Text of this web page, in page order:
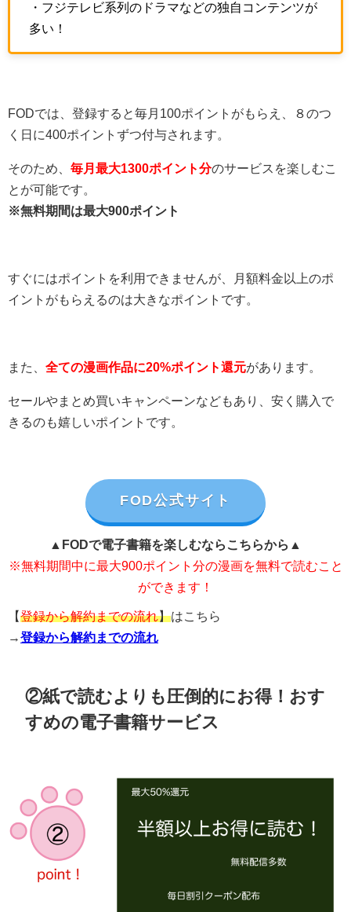
・フジテレビ系列のドラマなどの独自コンテンツが
多い！
FODでは、登録すると毎月100ポイントがもらえ、８のつ
く日に400ポイントずつ付与されます。
そのため、 毎月最大1300ポイント分のサービスを楽しむこ
とが可能です。
※無料期間は最大900ポイント
すぐにはポイントを利用できませんが、月額料金以上のポ
イントがもらえるのは大きなポイントです。
また、 全ての漫画作品に20%ポイント還元があります。
セールやまとめ買いキャンペーンなどもあり、安く購入で
きるのも嬉しいポイントです。
FOD公式サイト
▲FODで電子書籍を楽しむならこちらから▲
※無料期間中に最大900ポイント分の漫画を無料で読むこと
ができます！
【登録から解約までの流れ】はこちら
→登録から解約までの流れ
②紙で読むよりも圧倒的にお得！おす
すめの電子書籍サービス